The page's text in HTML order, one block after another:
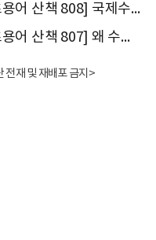
[스포츠박사 기자의 스포츠용어 산책 808] 국제수영연맹은 왜 프랑스어 약자 ‘FINA’를 쓸까
[스포츠박사 기자의 스포츠용어 산책 807] 왜 수영에서 ‘스트로크(stroke)’라고 말할까
전재 및 재배포 금지>